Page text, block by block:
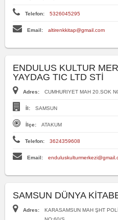
Telefon: 5326045295
Email: altirenkkitap@gmail.com
ENDULUS KULTUR
YAYDAG TIC LTD STİ
Adres: CUMHURIYET MAH 20.SOK
İl: SAMSUN
İlçe: ATAKUM
Telefon: 3624359608
Email:
SAMSUN DÜNYA
Adres:
KARASAMSUN MAH ŞHT